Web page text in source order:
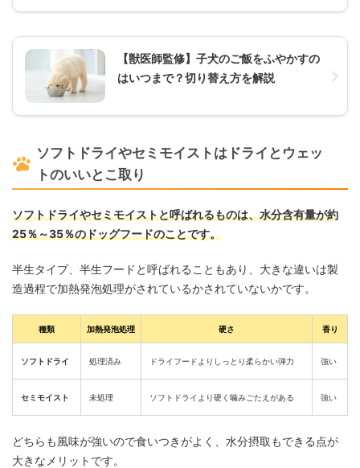
【獣医師監修】子犬のご飯をふやかすの
はいつまで？切り替え方を解説
ソフトドライやセミモイストはドライとウェッ
トのいいとこ取り
ソフトドライやセミモイストと呼ばれるものは、水分含有量が約
25％～35％のドッグフードのことです。
半生タイプ、半生フードと呼ばれることもあり、大きな違いは製
造過程で加熱発泡処理がされているかされていないかです。
種類 加熱発泡処理 硬さ 香り
ソフトドライ 処理済み ドライフードよりしっとり柔らかい弾力 強い
セミモイスト 未処理 ソフトドライより硬く噛みごたえがある 強い
どちらも風味が強いので食いつきがよく、水分摂取もできる点が
大きなメリットです。